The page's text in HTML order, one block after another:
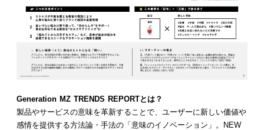
Generation MZ TRENDS REPORTとは？
製品やサービスの意味を革新することで、ユーザーに新しい価値や
感情を提供する方法論・手法の「意味のイノベーション」。NEW